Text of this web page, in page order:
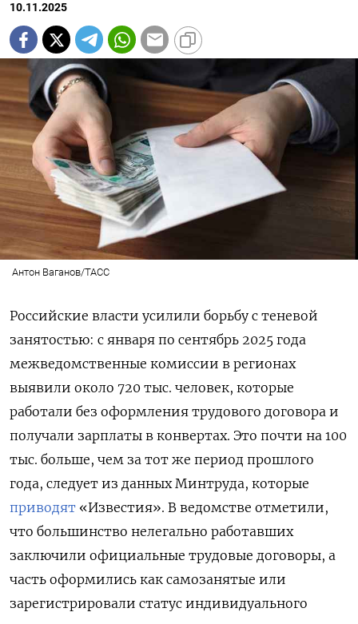
10.11.2025
Антон Ваганов/ТАСС
Российские власти усилили борьбу с теневой
занятостью: с января по сентябрь 2025 года
межведомственные комиссии в регионах
выявили около 720 тыс. человек, которые
работали без оформления трудового договора и
получали зарплаты в конвертах. Это почти на 100
тыс. больше, чем за тот же период прошлого
года, следует из данных Минтруда, которые
приводят «Известия». В ведомстве отметили,
что большинство нелегально работавших
заключили официальные трудовые договоры, а
часть оформились как самозанятые или
зарегистрировали статус индивидуального